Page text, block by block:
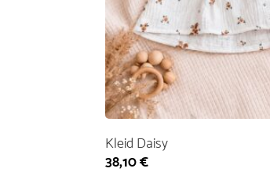
Kleid Daisy
38,10€